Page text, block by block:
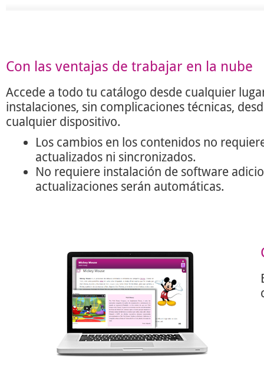
Con las ventajas de trabajar en la nube
Accede a todo tu catálogo desde cualquier
instalaciones, sin complicaciones técnicas,
cualquier dispositivo.
Los cambios en los contenidos no
actualizados ni sincronizados.
No requiere instalación de software
actualizaciones serán automáticas.